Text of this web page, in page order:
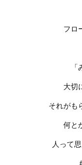
フロ
大切
それがも
何と
人って